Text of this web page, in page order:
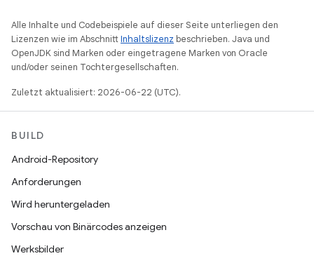
Alle Inhalte und Codebeispiele auf dieser Seite unterliegen den
Lizenzen wie im AbschnittInhaltslizenz beschrieben. Java und
OpenJDK sind Marken oder eingetragene Marken von Oracle
und/oder seinen Tochtergesellschaften.
Zuletzt aktualisiert: 2026-06-22 (UTC).
BUILD
Android-Repository
Anforderungen
Wird heruntergeladen
Vorschau von Binärcodes anzeigen
Werksbilder